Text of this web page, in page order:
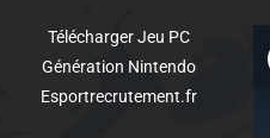
Télécharger Jeu PC
Génération Nintendo
Esportrecrutement.fr